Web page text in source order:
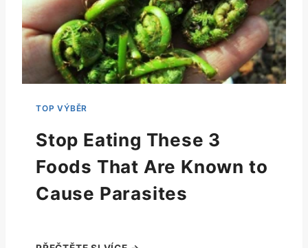
Stop Eating These 3
Foods That Are Known to
Cause Parasites